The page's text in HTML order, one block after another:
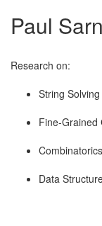
Paul
Research on:
String Solving
Fine-Grained
Data